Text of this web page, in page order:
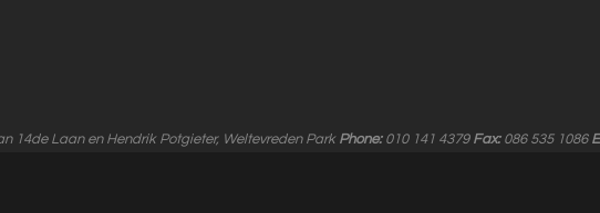
14de Laan en Hendrik Potgieter, Weltevreden Park Phone:010 141 4379 Fax:086 535 1086